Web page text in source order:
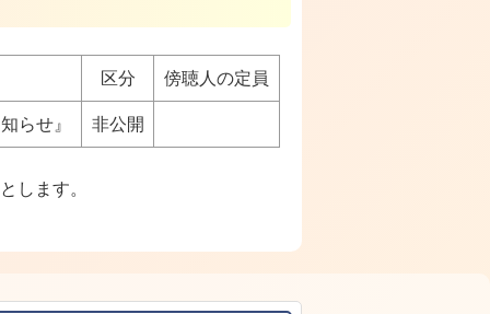
区分 傍聴人の定員
らせ』 非公開
します。